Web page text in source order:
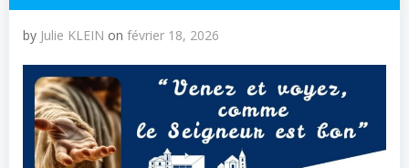
by Julie KLEIN on février 18, 2026